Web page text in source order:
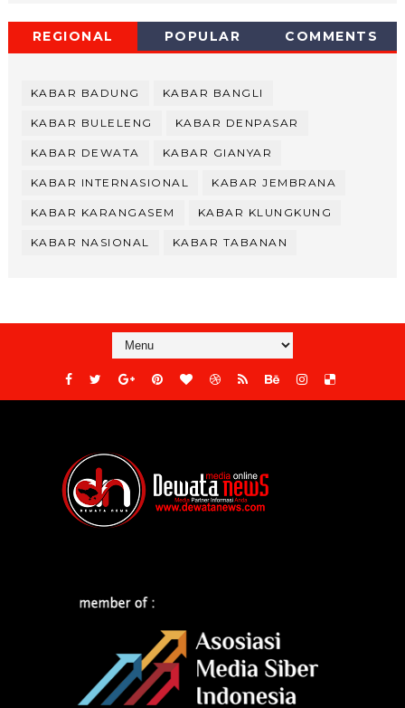
REGIONAL POPULAR COMMENTS
KABAR BADUNG KABAR BANGLI
KABAR BULELENG KABAR DENPASAR
KABAR DEWATA KABAR GIANYAR
KABAR INTERNASIONAL KABAR JEMBRANA
KABAR KARANGASEM KABAR KLUNGKUNG
KABAR NASIONAL KABAR TABANAN